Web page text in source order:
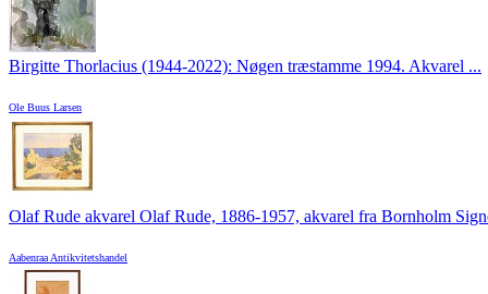
Birgitte Thorlacius (1944-2022): Nøgen træstamme 1994. Akvarel ...
Ole Buus Larsen
Olaf Rude akvarel Olaf Rude, 1886-1957, akvarel fra Bornholm
Aabenraa Antikvitetshandel